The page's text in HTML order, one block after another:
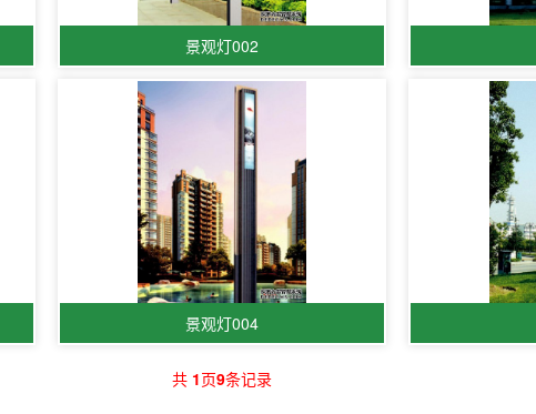
景观灯002
景观灯004
共 1页9条记录